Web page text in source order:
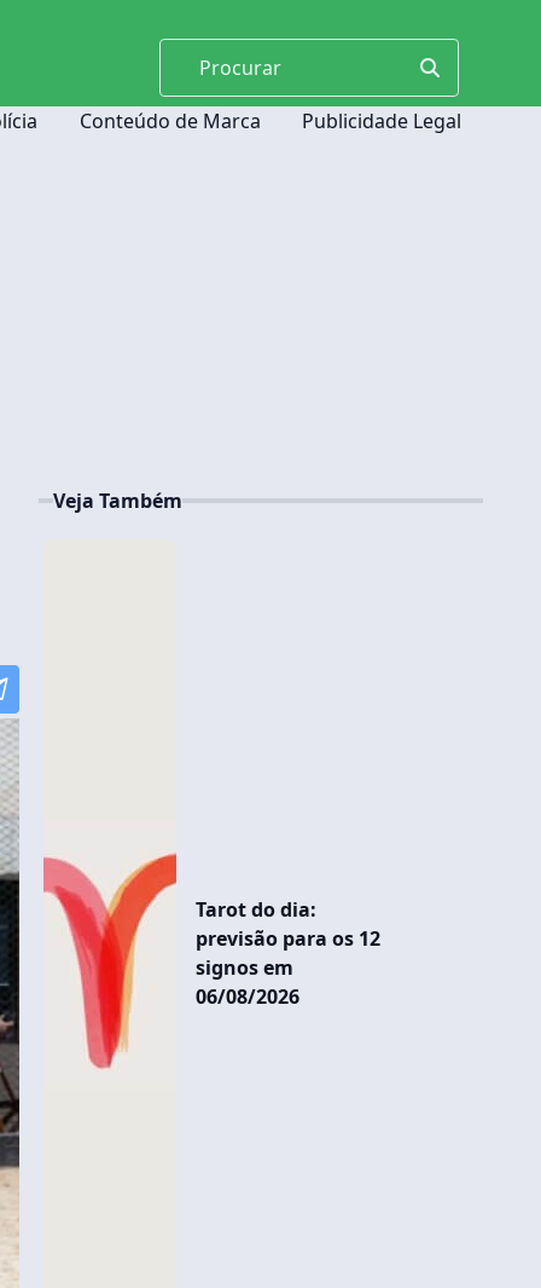
Conteúdo de Marca Publicidade Legal
Veja Também
Tarot do dia:
previsão para os 12
signos em
06/08/2026